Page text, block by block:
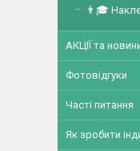
👨🎓
АКЦІЇ та
Фотовідгуки
Часті питання
Як зробити